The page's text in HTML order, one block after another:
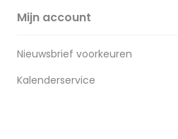
Mijn account
Nieuwsbrief voorkeuren
Kalenderservice